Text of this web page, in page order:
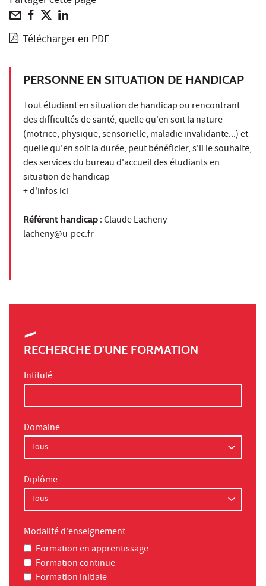
Télécharger en PDF
PERSONNE EN SITUATION DE HANDICAP
Tout étudiant en situation de handicap ou rencontrant
des difficultés de santé, quelle qu'en soit la nature
(motrice, physique, sensorielle, maladie invalidante...) et
quelle qu'en soit la durée, peut bénéficier, s'il le souhaite,
des services du bureau d'accueil des étudiants en
situation de handicap
+ d'infos ici
Référent handicap : Claude Lacheny
lacheny@u-pec.fr
RECHERCHE D'UNE FORMATION
Intitulé
Domaine
Diplôme
Modalité d'enseignement
Formation en apprentissage
Formation continue
Formation initiale